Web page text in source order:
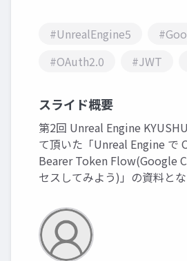
#UnrealEngine5
#OAuth2.0
#JWT
スライド概要
第2回 Unreal Engine
て頂いた「Unreal Engine で
Bearer Token Flow(Google
セスしてみよう)」の資料とな